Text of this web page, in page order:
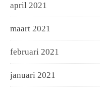
april 2021
maart 2021
februari 2021
januari 2021